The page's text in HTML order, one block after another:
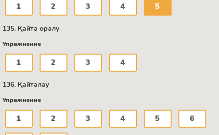
1 2 3 4 5
135. Қайта оралу
Упражнение
1 2 3 4
136. Қайталау
Упражнение
1 2 3 4 5 6